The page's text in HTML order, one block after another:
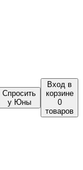
Спросить
у Юны
Вход в
корзине
0
товаров